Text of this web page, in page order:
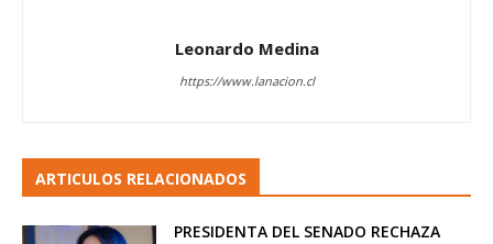
Leonardo Medina
https://www.lanacion.cl
ARTICULOS RELACIONADOS
PRESIDENTA DEL SENADO RECHAZA